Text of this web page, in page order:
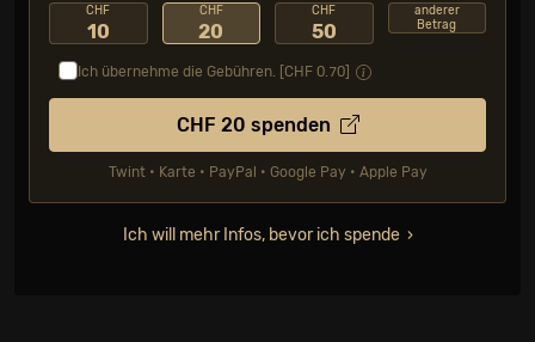
CHF
10
CHF
20
CHF
50
anderer
Betrag
Ich übernehme die Gebühren. [CHF 0.70
CHF 20 spenden
Twint • Karte • PayPal • Google Pay • Apple Pay
Ich will mehr Infos, bevor ich spende